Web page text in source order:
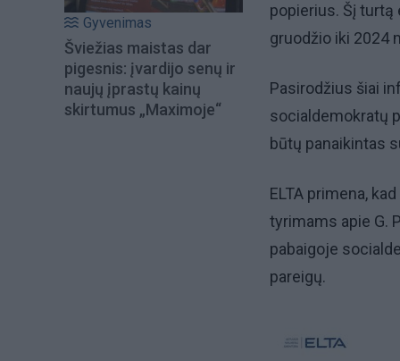
Gyvenimas
Šviežias maistas dar
pigesnis: įvardijo senų ir
naujų įprastų kainų
skirtumus „Maximoje“
popierius. Šį
gruodžio iki 2024
Pasirodžius šiai
socialdemokratų
būtų panaikintas
ELTA primena,
tyrimams apie G.
pabaigoje
pareigų.